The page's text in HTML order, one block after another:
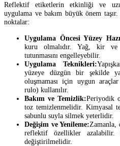
Reflektif etiketlerin etkinliği ve
uygulama ve bakım büyük önem
noktalar:
Uygulama Öncesi Yüzey
kuru olmalıdır. Yağ, kir ve
tutunmasını engelleyebilir.
Uygulama Teknikleri:
yüzeye düzgün bir şekilde
oluşmaması için uygun
rulo) kullanılır.
Bakım ve Temizlik:Periyodik
toz temizlenmelidir. Kimyasal
sabunlu suyla silmek yeterlidir.
Değişim ve Yenileme:Zamanla,
reflektif özellikler
değiştirilmelidir.